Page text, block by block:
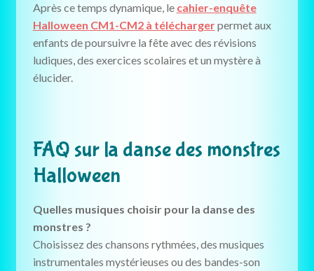
Après ce temps dynamique, le cahier-enquête
Halloween CM1-CM2 à téléchargerpermet aux
enfants de poursuivre la fête avec des révisions
ludiques, des exercices scolaires et un mystère à
élucider.
FAQ sur la danse des monstres
Halloween
Quelles musiques choisir pour la danse des
monstres ?
Choisissez des chansons rythmées, des musiques
instrumentales mystérieuses ou des bandes-son